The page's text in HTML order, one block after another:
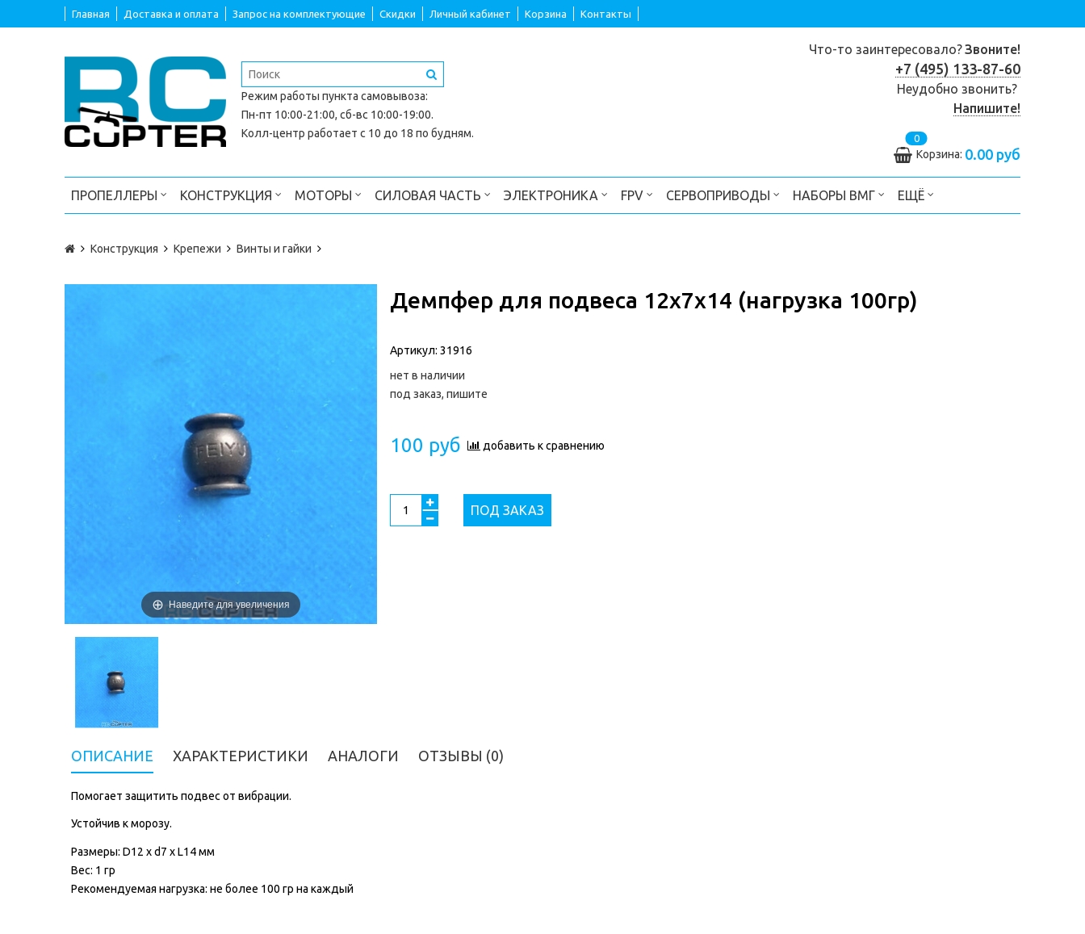
Главная Доставка и оплата Запрос на комплектующие Скидки Личный кабинет Корзина Контакты
Режим работы пункта самовывоза:
Пн-пт 10:00-21:00, сб-вс 10:00-19:00.
Колл-центр работает с 10 до 18 по будням.
Что-то заинтересовало?Звоните!
+7 (495) 133-87-60
Неудобно звонить?
Напишите!
0
Корзина: 0.00 руб
ПРОПЕЛЛЕРЫ КОНСТРУКЦИЯ МОТОРЫ СИЛОВАЯ ЧАСТЬ ЭЛЕКТРОНИКА FPV СЕРВОПРИВОДЫ НАБОРЫ ВМГ ЕЩЁ
Конструкция Крепежи Винты и гайки
Наведите для увеличения
Демпфер для подвеса 12x7x14 (нагрузка 100гр)
Артикул: 31916
нет в наличии
под заказ, пишите
100 руб добавить к сравнению
ПОД ЗАКАЗ
ОПИСАНИЕ ХАРАКТЕРИСТИКИ АНАЛОГИ ОТЗЫВЫ (0)
Помогает защитить подвес от вибрации.
Устойчив к морозу.
Размеры: D12 x d7 x L14 мм
Вес: 1 гр
Рекомендуемая нагрузка: не более 100 гр на каждый